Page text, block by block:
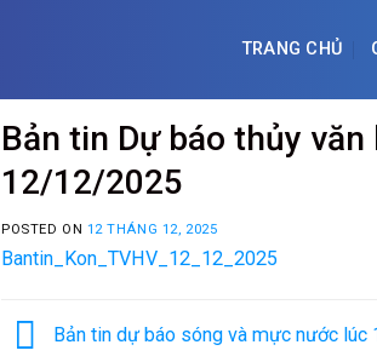
TRANG CHỦ
Bản tin Dự báo thủy
12/12/2025
POSTED ON 12 THÁNG 12, 2025
Bantin_Kon_TVHV_12_12_2025
Bản tin dự báo sóng và mực nước lúc